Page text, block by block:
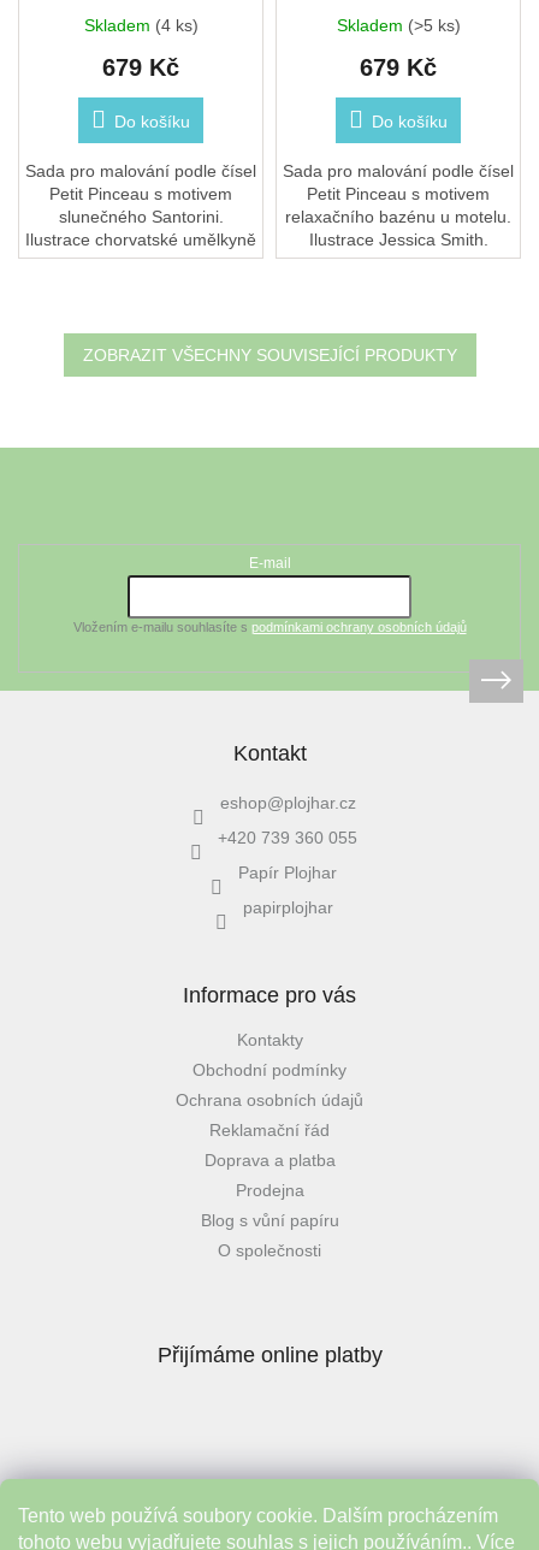
Tento web používá soubory cookie. Dalším procházením
tohoto webu vyjadřujete souhlas s jejich používáním.. Více
Skladem (4 ks)
679 Kč
Do košíku
Sada pro malování podle čísel
Petit Pinceau s motivem
slunečného Santorini.
Ilustrace chorvatské umělkyně
Maji Tomljanovic. Formát 24,5
Skladem (>5 ks)
679 Kč
Do košíku
Sada pro malování podle čísel
Petit Pinceau s motivem
relaxačního bazénu u motelu.
Ilustrace Jessica Smith.
Formát 24,5 × 32,5 cm.
ZOBRAZIT VŠECHNY SOUVISEJÍCÍ PRODUKTY
E-mail
Vložením e-mailu souhlasíte s podmínkami ochrany osobních údajů
Kontakt
eshop@plojhar.cz
+420 739 360 055
Papír Plojhar
papirplojhar
Informace pro vás
Kontakty
Obchodní podmínky
Ochrana osobních údajů
Reklamační řád
Doprava a platba
Prodejna
Blog s vůní papíru
O společnosti
Přijímáme online platby
Instagram